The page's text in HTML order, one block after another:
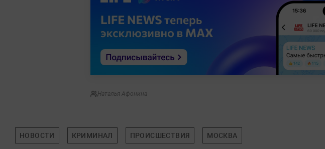
Наталья Афонина
НОВОСТИ КРИМИНАЛ ПРОИСШЕСТВИЯ МОСКВА